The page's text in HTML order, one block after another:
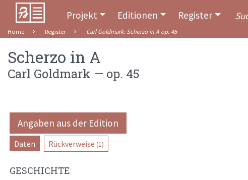
Projekt Editionen Register
Home Register Carl Goldmark: Scherzo in A op. 45
Scherzo in A
Carl Goldmark — op. 45
Angaben aus der Edition
Daten Rückverweise (1)
GESCHICHTE